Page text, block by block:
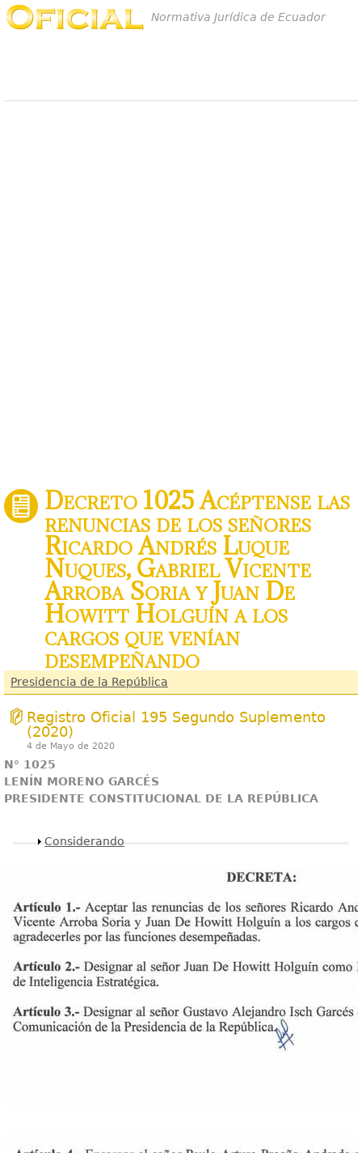
Normativa Jurídica de Ecuador
Decreto 1025 Acéptense las
renuncias de los señores
Ricardo Andrés Luque
Nuques, Gabriel Vicente
Arroba Soria y Juan De
Howitt Holguín a los
cargos que venían
desempeñando
Presidencia de la República
Registro Oficial 195 Segundo Suplemento
(2020)
4 de Mayo de 2020
N° 1025
LENÍN MORENO GARCÉS
PRESIDENTE CONSTITUCIONAL DE LA REPÚBLICA
Mostrar
Considerando